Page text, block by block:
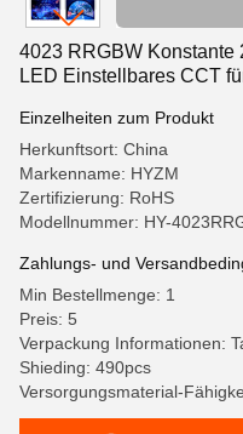
4023 RRGBW Konstante
LED Einstellbares CCT
Einzelheiten zum Produkt
Herkunftsort: China
Markenname: HYZM
Zertifizierung: RoHS
Modellnummer: HY-
Zahlungs- und
Min Bestellmenge: 1
Preis: 5
Verpackung Informationen:
Shieding: 490pcs
Versorgungsmaterial-